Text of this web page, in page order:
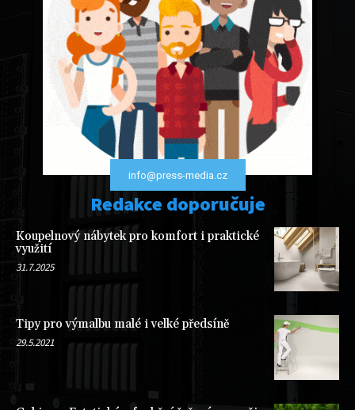
info@press-media.cz
Redakce doporučuje
Koupelnový nábytek pro komfort i praktické
využití
31.7.2025
Tipy pro výmalbu malé i velké předsíně
29.5.2021